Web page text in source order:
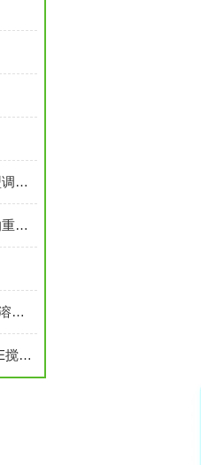
5吨PE水箱正在步入深度转型调整期
防止5吨PE水箱的法兰腐蚀的重要性你知道吗？
20000LPAC加药搅拌桶 PAM溶液罐 加厚一体成型
定制10m³污水 污泥调理罐 PE搅拌桶 底部出水口可一体成型